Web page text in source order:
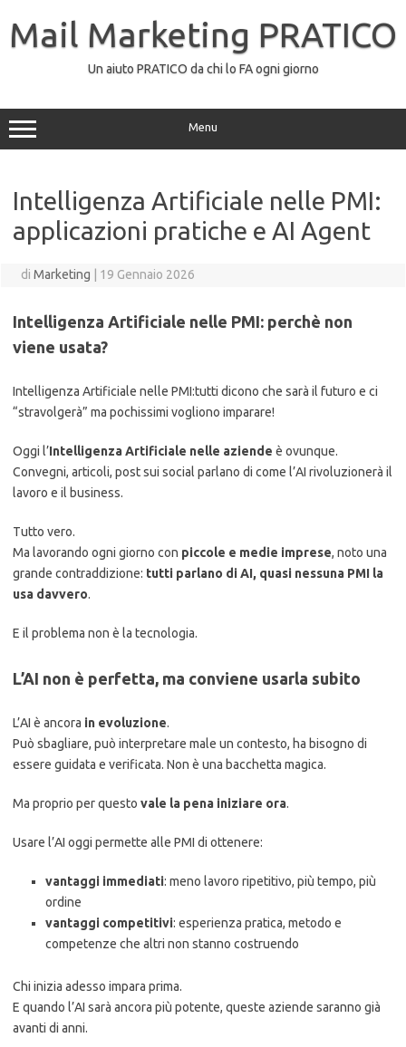
contenuto
Mail Marketing PRATICO
Un aiuto PRATICO da chi lo FA ogni giorno
Menu
Intelligenza Artificiale nelle PMI:
applicazioni pratiche e AI Agent
di Marketing 19 Gennaio 2026
Intelligenza Artificiale nelle PMI: perchè non
viene usata?
Intelligenza Artificiale nelle PMI:tutti dicono che sarà il futuro e ci
“stravolgerà” ma pochissimi vogliono imparare!
Oggi l’Intelligenza Artificiale nelle aziende è ovunque.
Convegni, articoli, post sui social parlano di come l’AI rivoluzionerà il
lavoro e il business.
Tutto vero.
Ma lavorando ogni giorno con piccole e medie imprese, noto una
grande contraddizione: tutti parlano di AI, quasi nessuna PMI la
usa davvero.
E il problema non è la tecnologia.
L’AI non è perfetta, ma conviene usarla subito
L’AI è ancora in evoluzione.
Può sbagliare, può interpretare male un contesto, ha bisogno di
essere guidata e verificata. Non è una bacchetta magica.
Ma proprio per questo vale la pena iniziare ora.
Usare l’AI oggi permette alle PMI di ottenere:
vantaggi immediati: meno lavoro ripetitivo, più tempo, più
ordine
vantaggi competitivi: esperienza pratica, metodo e
competenze che altri non stanno costruendo
Chi inizia adesso impara prima.
E quando l’AI sarà ancora più potente, queste aziende saranno già
avanti di anni.